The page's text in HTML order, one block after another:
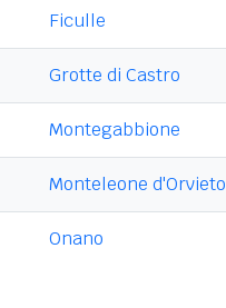
Ficulle
Grotte di Castro
Montegabbione
Monteleone d'Orvieto
Onano